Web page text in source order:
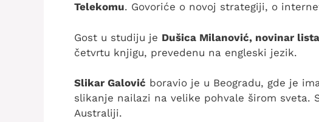
Telekomu. Govoriće o novoj strategiji, o
Gost u studiju je Dušica Milanović, novinar
četvrtu knjigu, prevedenu na engleski jezik.
Slikar Galović boravio je u Beogradu, gde je
slikanje nailazi na velike pohvale širom sveta.
Australiji.